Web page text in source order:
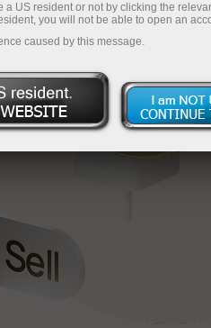
a US resident or not by clicking the
you will not be able to open an
caused by this message.